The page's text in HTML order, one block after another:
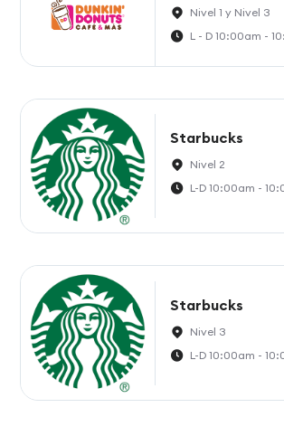
Nivel 1 y Nivel 3
L - D 10:00am -
Starbucks
Nivel 2
L-D 10:00am -
Starbucks
Nivel 3
L-D 10:00am -